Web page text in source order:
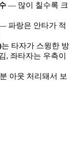
— 많이 칠수록 크
파랑은 안타가 적
는 타자가 스윙한 방
, 좌타자는 우측이
아웃 처리돼서 보